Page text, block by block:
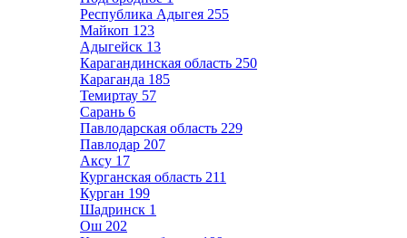
Республика Адыгея 255
Майкоп 123
Адыгейск 13
Карагандинская область 250
Караганда 185
Темиртау 57
Сарань 6
Павлодарская область 229
Павлодар 207
Аксу 17
Курганская область 211
Курган 199
Шадринск 1
Ош 202